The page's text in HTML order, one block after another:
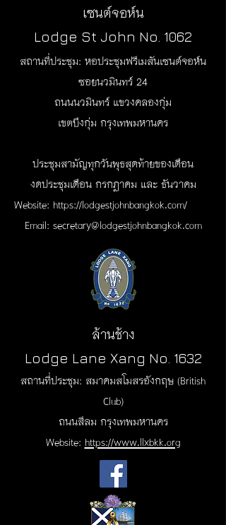
เซนต์จอห์น
Lodge St John No. 1062
สถานที่ประชุม: หอประชุมฟรีเมสันเซนต์จอห์น
ซอยนวมินทร์ 24
ถนนนวมินทร์ แขวงคลองกุ่ม
เขตบึงกุ่ม กรุงเทพมหานคร
ประชุมสามัญทุกวันพุธสุดท้ายของเดือน
งดประชุมเดือน กรกฏาคม และ ธันวาคม
Website: https://lodgestjohnbangkok.com/
Email: secretary@lodgestjohnbangkok.com
ล้านช้าง
Lodge Lane Xang No. 1632
สถานที่ประชุม: สมาคมสโมสรอังกฤษ (British
Club)
ถนนสีลม กรุงเทพมหานคร
Website:https://www.llxbkk.org